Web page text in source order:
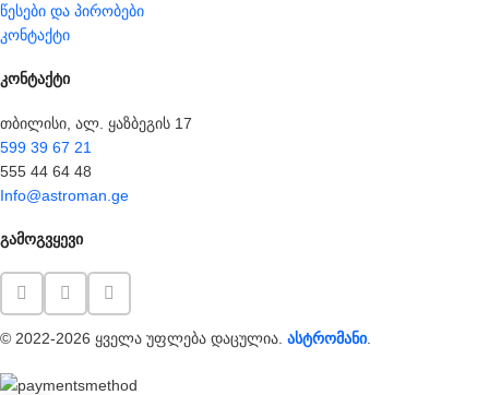
წესები და პირობები
კონტაქტი
კონტაქტი
თბილისი, ალ. ყაზბეგის 17
599 39 67 21
555 44 64 48
Info@astroman.ge
გამოგვყევი
© 2022-2026 ყველა უფლება დაცულია. ასტრომანი